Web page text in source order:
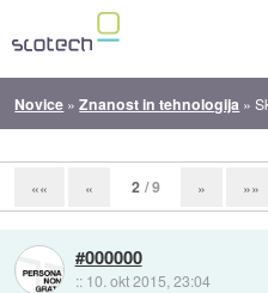
Novice »Znanost in tehnologija »
«« « 2 / 9 » »»
#000000
:: 10. okt 2015, 23:04